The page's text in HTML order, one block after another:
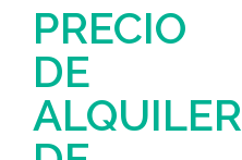
PRECIO
DE
ALQUILER